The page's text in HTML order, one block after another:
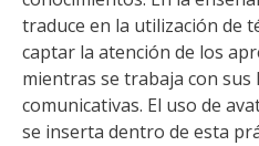
traduce en la utilización de
captar la atención de los
mientras se trabaja con sus
comunicativas. El uso de
se inserta dentro de esta